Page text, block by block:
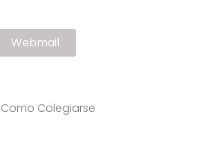
Webmail
Como Colegiarse